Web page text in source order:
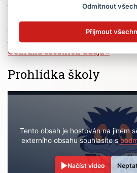
Volná pracovní místa
Zřizovatel školy (MČ Praha 6)
Ochrana osobních údajů
Prohlídka školy
Tento obsah je hostován na jiném
externího obsahu souhlasíte s
Načíst video
Odmítnout
Přijmout